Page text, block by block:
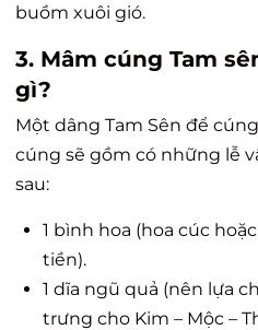
buồm xuôi gió.
3. Mâm cúng Tam
gì?
Một dâng Tam Sên để
cúng sẽ gồm có những lễ
sau:
1 bình hoa (hoa cúc
tiền).
1 dĩa ngũ quả (nên lựa
trưng cho Kim – Mộc –